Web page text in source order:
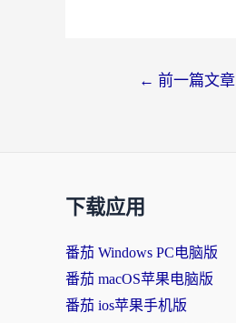
← 前一篇文章
下载应用
番茄 Windows PC电脑版
番茄 macOS苹果电脑版
番茄 ios苹果手机版